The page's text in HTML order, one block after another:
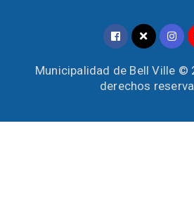
Municipalidad de Bell Ville ©
derechos